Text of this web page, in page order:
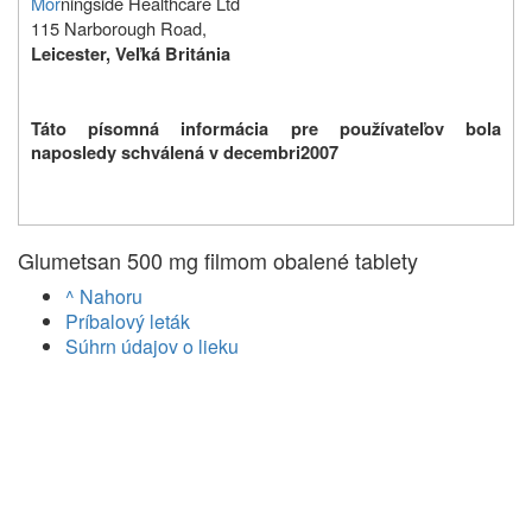
115 Narborough Road,
Leicester, Veľká Británia
Táto písomná informácia pre používateľov bola
naposledy schválená v decembri2007
Glumetsan 500 mg filmom obalené tablety
^ Nahoru
Príbalový leták
Súhrn údajov o lieku